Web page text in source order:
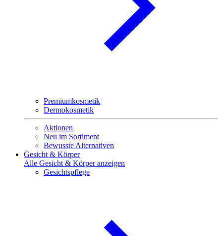
Premiumkosmetik
Dermokosmetik
Aktionen
Neu im Sortiment
Bewusste Alternativen
Gesicht & Körper
Alle Gesicht & Körper anzeigen
Gesichtspflege